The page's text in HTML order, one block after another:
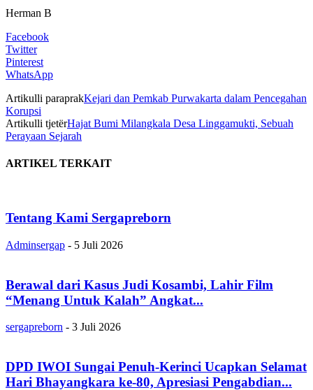
Herman B
Facebook
Twitter
Pinterest
WhatsApp
Artikulli paraprakKejari dan Pemkab Purwakarta dalam Pencegahan
Korupsi
Artikulli tjetërHajat Bumi Milangkala Desa Linggamukti, Sebuah
Perayaan Sejarah
ARTIKEL TERKAIT
Tentang Kami Sergapreborn
Adminsergap - 5 Juli 2026
Berawal dari Kasus Judi Kosambi, Lahir Film
“Menang Untuk Kalah” Angkat...
sergapreborn - 3 Juli 2026
DPD IWOI Sungai Penuh-Kerinci Ucapkan Selamat
Hari Bhayangkara ke-80, Apresiasi Pengabdian...